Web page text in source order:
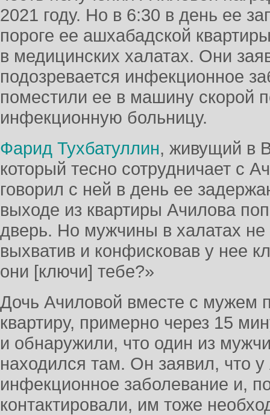
2021 году. Но в 6:30 в день ее
пороге ее ашхабадской
в медицинских халатах. Они
подозревается инфекционное
поместили ее в машину скорой
инфекционную больницу.
Фарид Тухбатуллин, живущий в
который тесно сотрудничает с
говорил с ней в день ее
выходе из квартиры Ачилова
дверь. Но мужчины в халатах не
выхватив и конфисковав у нее
они [ключи] тебе?»
Дочь Ачиловой вместе с мужем
квартиру, примерно через 15
и обнаружили, что один из
находился там. Он заявил, что
инфекционное заболевание и,
контактировали, им тоже